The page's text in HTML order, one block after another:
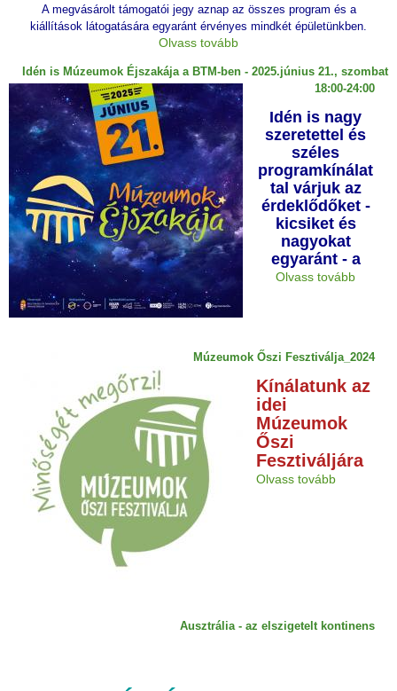
A megvásárolt támogatói jegy aznap az összes program és a
kiállítások látogatására egyaránt érvényes mindkét épületünkben.
Olvass tovább
Idén is Múzeumok Éjszakája a BTM-ben - 2025.június 21., szombat
18:00-24:00
Idén is nagy
szeretettel és
széles
programkínálat
tal várjuk az
érdeklődőket -
kicsiket és
nagyokat
egyaránt - a
Olvass tovább
Múzeumok Őszi Fesztiválja_2024
Kínálatunk az
idei
Múzeumok
Őszi
Fesztiváljára
Olvass tovább
Ausztrália - az elszigetelt kontinens